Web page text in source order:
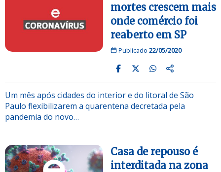
mortes crescem mais
onde comércio foi
reaberto em SP
Publicado 22/05/2020
Um mês após cidades do interior e do litoral de São
Paulo flexibilizarem a quarentena decretada pela
pandemia do novo…
Casa de repouso é
interditada na zona